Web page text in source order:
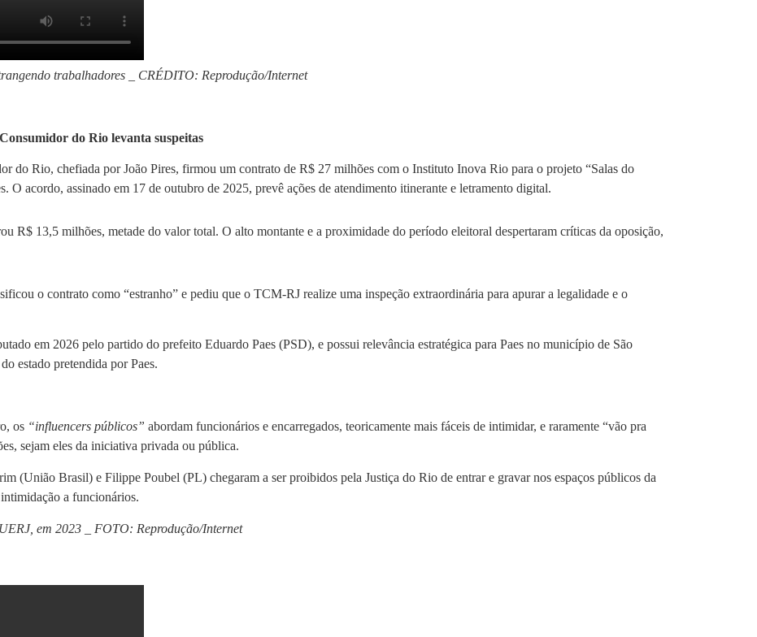
trabalhadores _ CRÉDITO: Reprodução/Internet
do Rio levanta suspeitas
do Rio, chefiada por João Pires, firmou um contrato de R$ 27 milhões com o Instituto Inova Rio para o projeto “Salas do
O acordo, assinado em 17 de outubro de 2025, prevê ações de atendimento itinerante e letramento digital.
R$ 13,5 milhões, metade do valor total. O alto montante e a proximidade do período eleitoral despertaram críticas da oposição,
o contrato como “estranho” e pediu que o TCM-RJ realize uma inspeção extraordinária para apurar a legalidade e o
em 2026 pelo partido do prefeito Eduardo Paes (PSD), e possui relevância estratégica para Paes no município de São
estado pretendida por Paes.
os “influencers públicos” abordam funcionários e encarregados, teoricamente mais fáceis de intimidar, e raramente “vão pra
sejam eles da iniciativa privada ou pública.
(União Brasil) e Filippe Poubel (PL) chegaram a ser proibidos pela Justiça do Rio de entrar e gravar nos espaços públicos da
a funcionários.
em 2023 _ FOTO: Reprodução/Internet